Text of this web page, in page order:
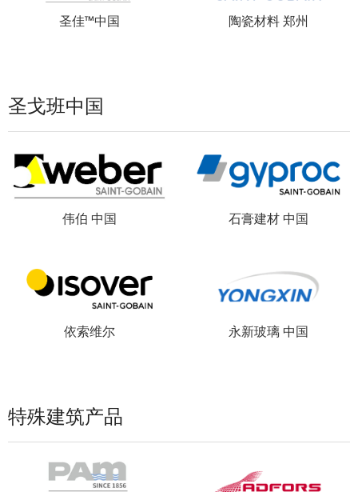
圣佳™中国 陶瓷材料 郑州
圣戈班中国
伟伯 中国 石膏建材 中国
依索维尔 永新玻璃 中国
特殊建筑产品